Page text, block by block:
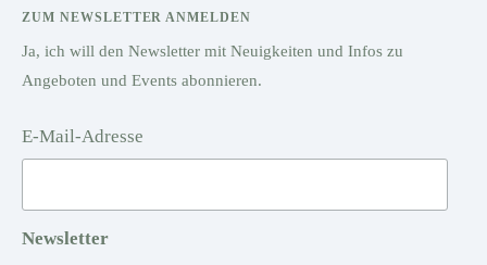
ZUM NEWSLETTER ANMELDEN
Ja, ich will den Newsletter mit Neuigkeiten und Infos zu
Angeboten und Events abonnieren.
E-Mail-Adresse
Newsletter